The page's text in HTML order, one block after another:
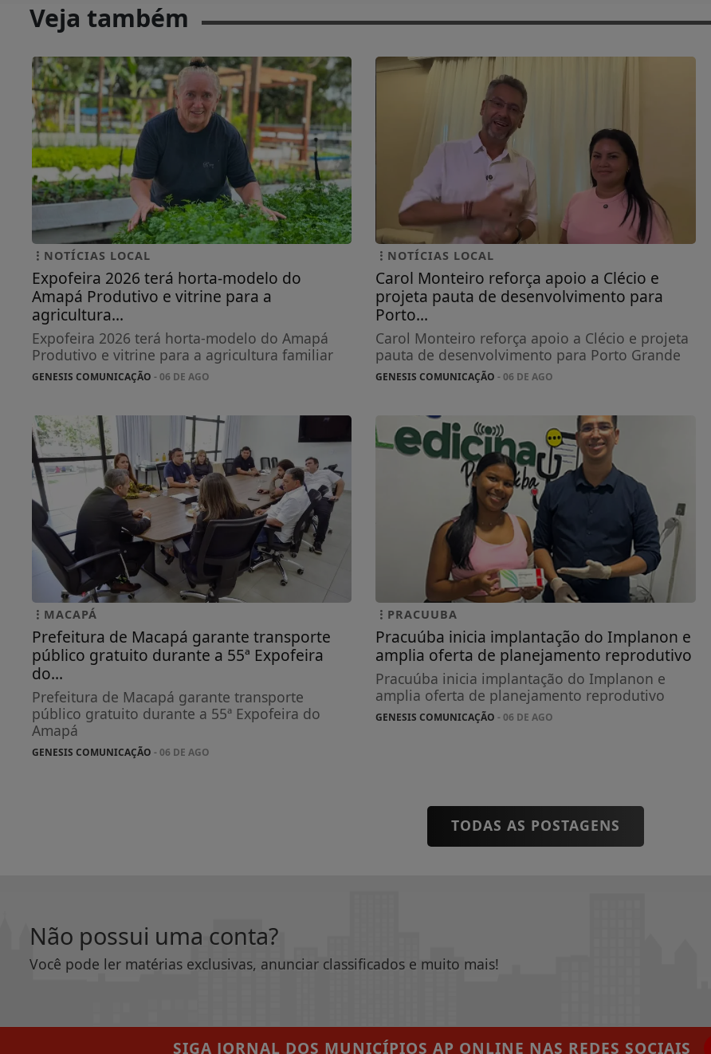
Veja também
NOTÍCIAS LOCAL
Expofeira 2026 terá horta-modelo do
Amapá Produtivo e vitrine para a
agricultura...
Expofeira 2026 terá horta-modelo do Amapá
Produtivo e vitrine para a agricultura familiar
GENESIS COMUNICAÇÃO - 06 DE AGO
NOTÍCIAS LOCAL
Carol Monteiro reforça apoio a Clécio e
projeta pauta de desenvolvimento para
Porto...
Carol Monteiro reforça apoio a Clécio e projeta
pauta de desenvolvimento para Porto Grande
GENESIS COMUNICAÇÃO - 06 DE AGO
MACAPÁ
Prefeitura de Macapá garante transporte
público gratuito durante a 55ª Expofeira
do...
Prefeitura de Macapá garante transporte
público gratuito durante a 55ª Expofeira do
Amapá
GENESIS COMUNICAÇÃO - 06 DE AGO
PRACUUBA
Pracuúba inicia implantação do Implanon e
amplia oferta de planejamento reprodutivo
Pracuúba inicia implantação do Implanon e
amplia oferta de planejamento reprodutivo
GENESIS COMUNICAÇÃO - 06 DE AGO
TODAS AS POSTAGENS
Não possui uma conta?
Você pode ler matérias exclusivas, anunciar classificados e muito mais!
SIGA JORNAL DOS MUNICÍPIOS AP ONLINE NAS REDES SOCIAIS